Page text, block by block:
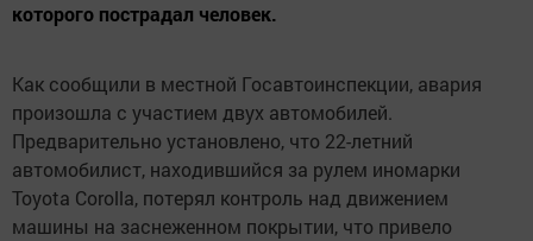
которого пострадал человек.
Как сообщили в местной Госавтоинспекции, авария
произошла с участием двух автомобилей.
Предварительно установлено, что 22-летний
автомобилист, находившийся за рулем иномарки
Toyota Corolla, потерял контроль над движением
машины на заснеженном покрытии, что привело